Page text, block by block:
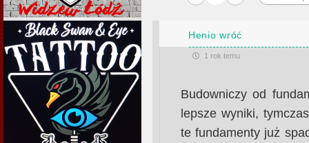
Henio wróć
1 rok temu
Budowniczy od
lepsze wyniki,
te fundamenty już